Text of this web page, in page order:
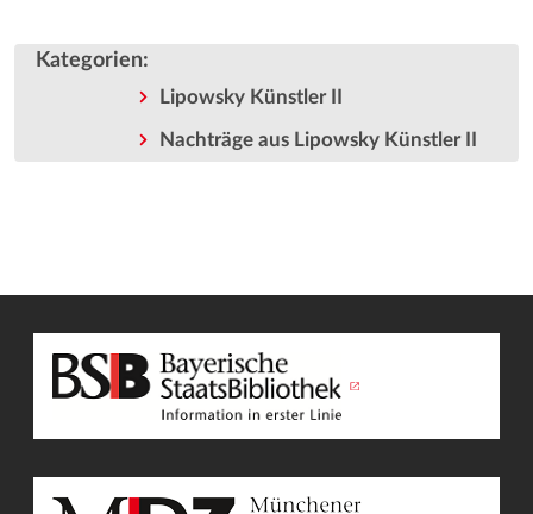
Kategorien:
Lipowsky Künstler II
Nachträge aus Lipowsky Künstler II